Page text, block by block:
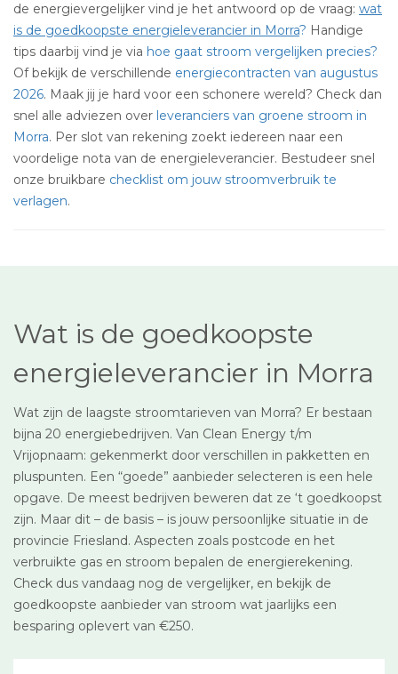
de energievergelijker vind je het antwoord op de vraag: wat
is de goedkoopste energieleverancier in Morra? Handige
tips daarbij vind je via hoe gaat stroom vergelijken precies?
Of bekijk de verschillende energiecontracten van augustus
2026. Maak jij je hard voor een schonere wereld? Check dan
snel alle adviezen over leveranciers van groene stroom in
Morra. Per slot van rekening zoekt iedereen naar een
voordelige nota van de energieleverancier. Bestudeer snel
onze bruikbare checklist om jouw stroomverbruik te
verlagen.
Wat is de goedkoopste
energieleverancier in Morra
Wat zijn de laagste stroomtarieven van Morra? Er bestaan
bijna 20 energiebedrijven. Van Clean Energy t/m
Vrijopnaam: gekenmerkt door verschillen in pakketten en
pluspunten. Een “goede” aanbieder selecteren is een hele
opgave. De meest bedrijven beweren dat ze ‘t goedkoopst
zijn. Maar dit – de basis – is jouw persoonlijke situatie in de
provincie Friesland. Aspecten zoals postcode en het
verbruikte gas en stroom bepalen de energierekening.
Check dus vandaag nog de vergelijker, en bekijk de
goedkoopste aanbieder van stroom wat jaarlijks een
besparing oplevert van €250.